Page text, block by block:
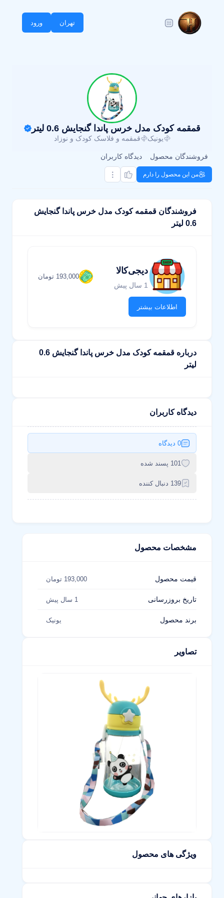
تهران ورود
قمقمه کودک مدل خرس پاندا گنجایش 0.6 لیتر
یونیک قمقمه و فلاسک کودک و نوزاد
فروشندگان محصول دیدگاه کاربران
من این محصول را دارم
فروشندگان قمقمه کودک مدل خرس پاندا گنجایش
0.6 لیتر
دیجی‌کالا
1 سال پیش
193,000 تومان
اطلاعات بیشتر
درباره قمقمه کودک مدل خرس پاندا گنجایش 0.6
لیتر
دیدگاه کاربران
0 دیدگاه
101 پسند شده
139 دنبال کننده
مشخصات محصول
قیمت محصول 193,000 تومان
تاریخ بروزرسانی 1 سال پیش
برند محصول یونیک
تصاویر
ویژگی های محصول